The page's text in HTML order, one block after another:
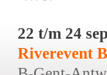
22 t/m 24
Riverevent